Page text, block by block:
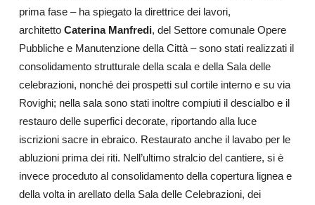
prima fase – ha spiegato la direttrice dei lavori,
architetto Caterina Manfredi, del Settore comunale Opere
Pubbliche e Manutenzione della Città –sono stati realizzati il
consolidamento strutturale della scala e della Sala delle
celebrazioni, nonché dei prospetti sul cortile interno e su via
Rovighi; nella sala sono stati inoltre compiuti il descialbo e il
restauro delle superfici decorate, riportando alla luce
iscrizioni sacre in ebraico. Restaurato anche il lavabo per le
abluzioni prima dei riti. Nell’ultimo stralcio del cantiere, si è
invece proceduto al consolidamento della copertura lignea e
della volta in arellato della Sala delle Celebrazioni, dei